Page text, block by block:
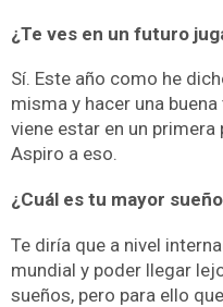
¿Te ves en un futuro
Sí. Este año como he
misma y hacer una
viene estar en un
Aspiro a eso.
¿Cuál es tu mayor
Te diría que a nivel
mundial y poder llegar
sueños, pero para ello